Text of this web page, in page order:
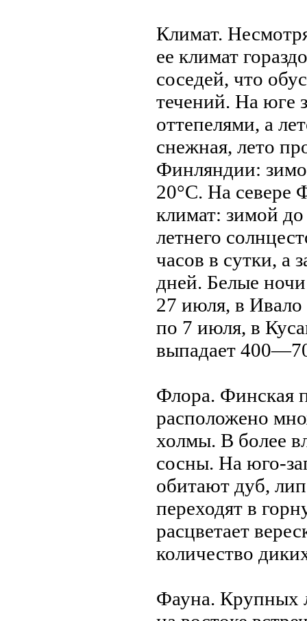
Климат.
ее климат
соседей, что
течений. На юге
оттепелями, а
снежнaя, лето
Финляндии:
20°С. На севере
климат: зимой
летнего
часов в сутки, а
дней. Белые
27 июля, в
по 7 июля, в
выпадает
Флора. Финская
расположено
холмы. В более
сосны. На юго-
обитают дуб,
переходят в
расцветает
количество
Фаунa. Крупных